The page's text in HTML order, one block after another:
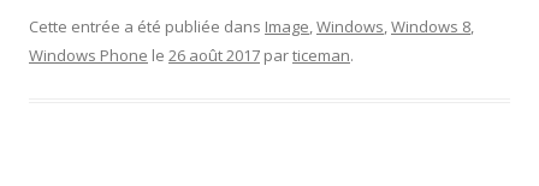
Cette entrée a été publiée dans Image,Windows,Windows 8,
Windows Phone le 26 août 2017 particeman.